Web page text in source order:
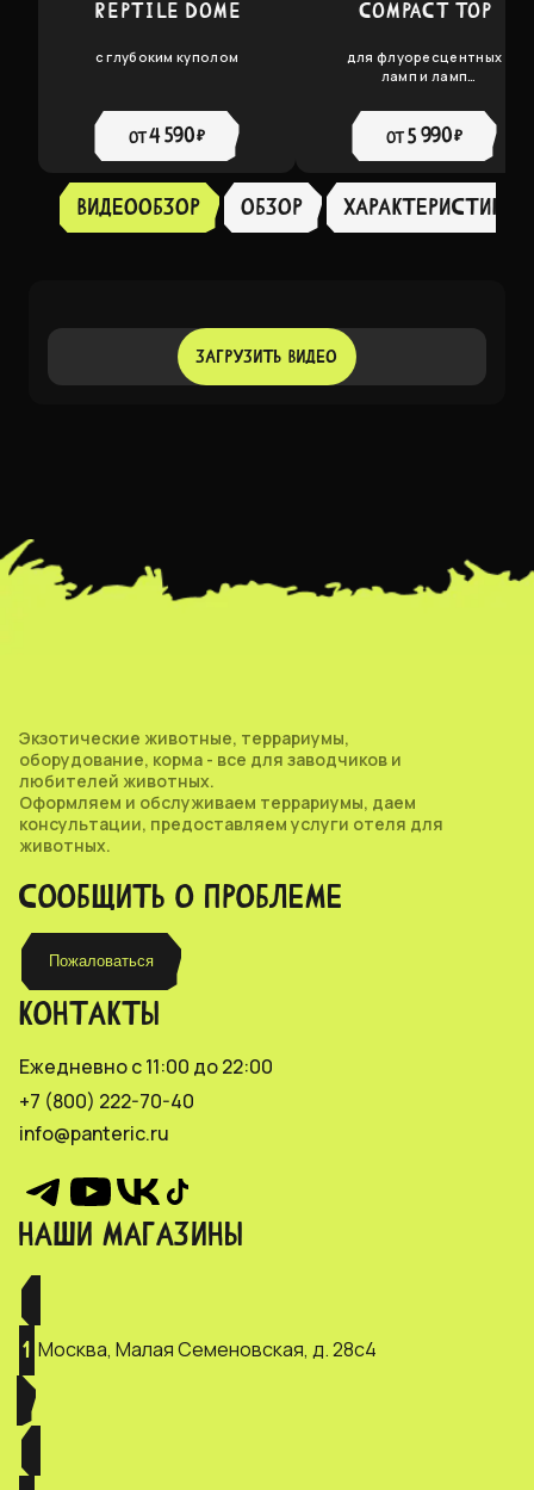
REPTILE DOME
с глубоким куполом
от4 590 ₽
COMPACT TOP
для флуоресцентных
ламп и ламп
от5 990 ₽
Видеообзор Обзор ХАРАКТЕРИСТИКИ
ЗАГРУЗИТЬ ВИДЕО
Экзотические животные, террариумы,
оборудование, корма - все для заводчиков и
любителей животных.
Оформляем и обслуживаем террариумы, даем
консультации, предоставляем услуги отеля для
животных.
СООБЩИТЬ О ПРОБЛЕМЕ
Пожаловаться
НАШИ МАГАЗИНЫ
1 Москва, Малая Семеновская, д. 28с4
КОНТАКТЫ
Ежедневно с 11:00 до 22:00
+7 (800) 222-70-40
info@panteric.ru